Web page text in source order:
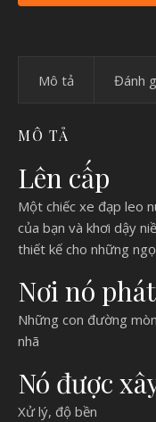
Mô tả Đánh
MÔ TẢ
Lên cấp
Một chiếc xe đạp leo
của bạn và khơi dậy
thiết kế cho những
Nơi nó
Những con đường
nhã
Nó được
Xử lý, độ bền